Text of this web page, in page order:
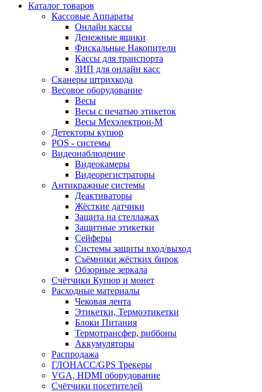
Каталог товаров
Кассовые Аппараты
Онлайн кассы
Денежные ящики
Фискальные Накопители
Кассы для транспорта
ЗИП для онлайн касс
Сканеры штрихкода
Весовое оборудование
Весы
Весы с печатью этикеток
Весы Мехэлектрон-М
Детекторы купюр
POS - системы
Видеонаблюдение
Видеокамеры
Видеорегистраторы
Антикражные системы
Деактиваторы
Жёсткие датчики
Защита на стеллажах
Защитные этикетки
Сейферы
Системы защиты вход/выход
Съёмники жёстких бирок
Обзорные зеркала
Счётчики Купюр и монет
Расходные материалы
Чековая лента
Этикетки, Термоэтикетки
Блоки Питания
Термотрансфер, риббоны
Аккумуляторы
Распродажа
ГЛОНАСС/GPS Трекеры
VGA, HDMI оборудование
Счётчики посетителей